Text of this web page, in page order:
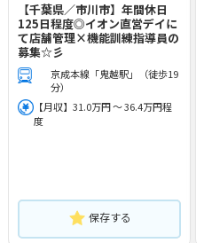
【千葉県／市川市】年間休日
125日程度◎イオン直営デイに
て店舗管理×機能訓練指導員の
募集☆彡
京成本線「鬼越駅」（徒歩19
分）
【月収】31.0万円 ～ 36.4万円程
度
保存する